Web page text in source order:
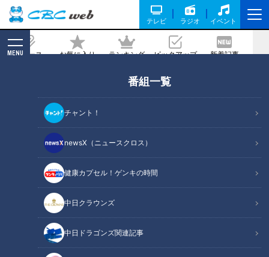
テレビ ラジオ イベント
ニュース お気に入り ランキング ピックアップ 新着記事
MENU
番組一覧
チャント！
newsX（ニュースクロス）
健康カプセル！ゲンキの時間
中日クラウンズ
中日ドラゴンズ関連記事
選んでみた！細川？金丸？それとも？
記事に戻る